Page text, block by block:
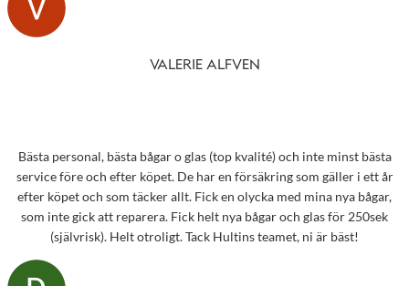
VALERIE ALFVEN
Bästa personal, bästa bågar o glas (top kvalité) och inte minst bästa
service före och efter köpet. De har en försäkring som gäller i ett år
efter köpet och som täcker allt. Fick en olycka med mina nya bågar,
som inte gick att reparera. Fick helt nya bågar och glas för 250sek
(självrisk). Helt otroligt. Tack Hultins teamet, ni är bäst!